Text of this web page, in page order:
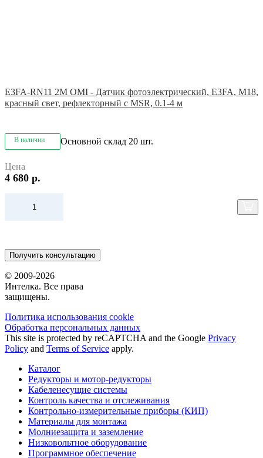
E3FA-RN11 2M OMI - Датчик фотоэлектрический, E3FA, M18,
красный свет, рефлекторный с MSR, 0.1-4 м
В наличии Основной склад 20 шт.
Цена
4 680 р.
Получить консультацию
© 2009-2026
Интелка. Все права
защищены.
Политика использования сookie
Обработка персональных данных
This site is protected by reCAPTCHA and the Google Privacy
Policy and Terms of Service apply.
Каталог
Редукторы и мотор-редукторы
Кабеленесущие системы
Контроль качества и отслеживания
Контрольно-измерительные приборы (КИП)
Материалы для монтажа
Молниезащита и заземление
Низковольтное оборудование
Программное обеспечение